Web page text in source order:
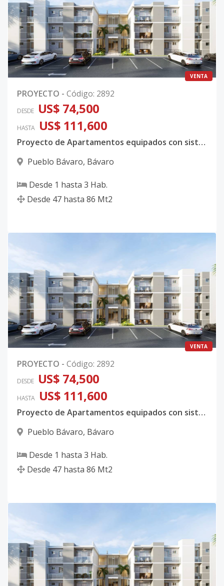
VENTA
PROYECTO - Código: 2892
DESDE US$ 74,500
HASTA US$ 111,600
Proyecto de Apartamentos equipados con sistema de domotica en Bávaro
Pueblo Bávaro, Bávaro
Desde 1 hasta 3 Hab.
Desde 47 hasta 86 Mt2
VENTA
PROYECTO - Código: 2892
DESDE US$ 74,500
HASTA US$ 111,600
Proyecto de Apartamentos equipados con sistema de domotica en Bávaro
Pueblo Bávaro, Bávaro
Desde 1 hasta 3 Hab.
Desde 47 hasta 86 Mt2